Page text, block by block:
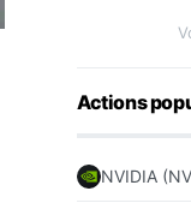
Actions
NVIDIA